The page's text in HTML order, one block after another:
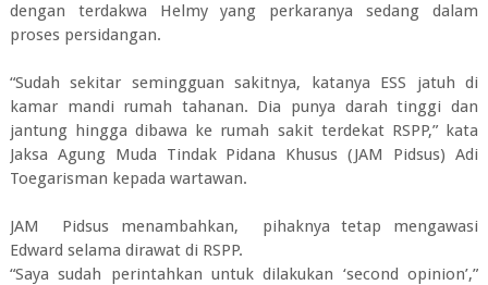
dengan terdakwa Helmy yang perkaranya sedang dalam
proses persidangan.
“Sudah sekitar semingguan sakitnya, katanya ESS jatuh di
kamar mandi rumah tahanan. Dia punya darah tinggi dan
jantung hingga dibawa ke rumah sakit terdekat RSPP,” kata
Jaksa Agung Muda Tindak Pidana Khusus (JAM Pidsus) Adi
Toegarisman kepada wartawan.
JAM Pidsus menambahkan, pihaknya tetap mengawasi
Edward selama dirawat di RSPP.
“Saya sudah perintahkan untuk dilakukan ‘second opinion’,”